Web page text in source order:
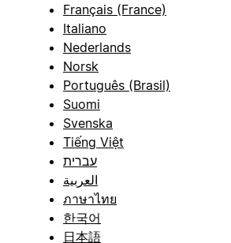
Français (France)
Italiano
Nederlands
Norsk
Português (Brasil)
Suomi
Svenska
Tiếng Việt
עברית
العربية
ภาษาไทย
한국어
日本語